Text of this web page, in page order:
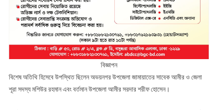
বিজ্ঞাপন
বিশেষ অতিথি হিসেবে উপস্থিত ছিলেন অভয়নগর উপজেলা জামায়াতের সাবেক আমীর ও জেলা
শূরা সদস্য মশিউর রহমান এবং বর্তমান উপজেলা আমীর সরদার শরীফ হোসেন।